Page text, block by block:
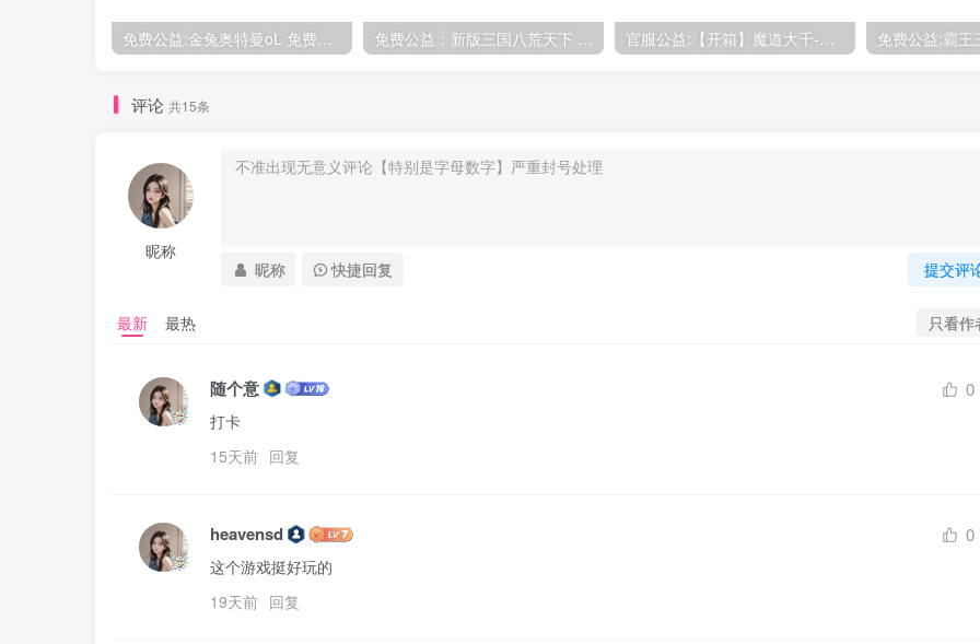
免费公益:金兔奥特曼oL 免费后台 免费公益：新版三国八荒天下 圣将切换+全新新套备 内购+物品后台 官服公益:【开箱】魔道大千-仙境苍穹 免费游戏无限代金
评论 共15条
昵称
提交评
昵称 快捷回复
最新 最热 只看作
随个意 0
打卡
15天前 回复
heavensd 0
这个游戏挺好玩的
19天前 回复